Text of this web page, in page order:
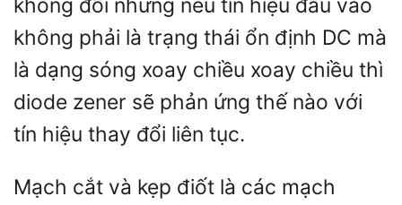
không đổi nhưng nếu tín hiệu đầu vào
không phải là trạng thái ổn định DC mà
là dạng sóng xoay chiều xoay chiều thì
diode zener sẽ phản ứng thế nào với
tín hiệu thay đổi liên tục.
Mạch cắt và kẹp điốt là các mạch